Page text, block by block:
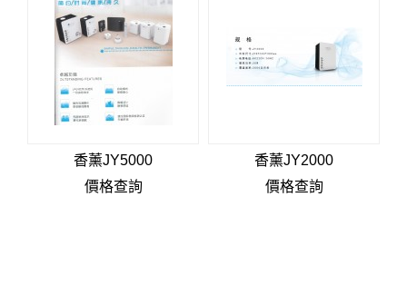
香薰JY5000
價格查詢
香薰JY2000
價格查詢